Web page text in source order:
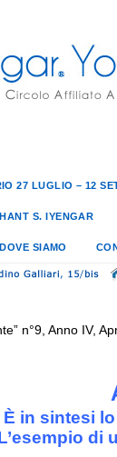
27 LUGLIO – 12
S. IYENGAR
DOVE SIAMO
n°9, Anno IV,
È in sintesi
di